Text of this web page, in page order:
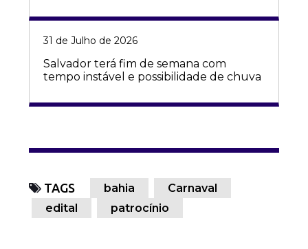
31 de Julho de 2026
Salvador terá fim de semana com
tempo instável e possibilidade de chuva
TAGS bahia
Carnaval
edital
patrocínio